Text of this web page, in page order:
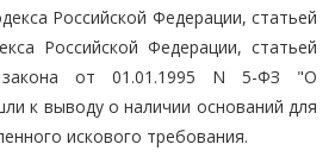
Российской Федерации, статьей
Российской Федерации, статьей
закона от 01.01.1995 N 5-ФЗ "О
к выводу о наличии оснований для
искового требования.